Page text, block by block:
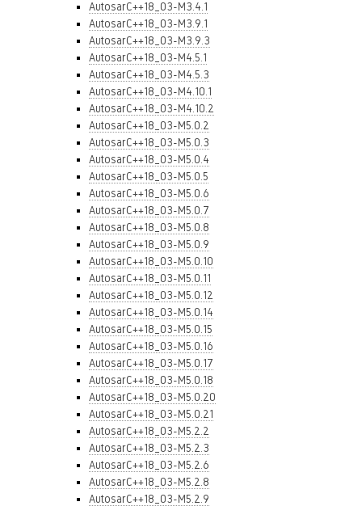
AutosarC++18_03-M3.4.1
AutosarC++18_03-M3.9.1
AutosarC++18_03-M3.9.3
AutosarC++18_03-M4.5.1
AutosarC++18_03-M4.5.3
AutosarC++18_03-M4.10.1
AutosarC++18_03-M4.10.2
AutosarC++18_03-M5.0.2
AutosarC++18_03-M5.0.3
AutosarC++18_03-M5.0.4
AutosarC++18_03-M5.0.5
AutosarC++18_03-M5.0.6
AutosarC++18_03-M5.0.7
AutosarC++18_03-M5.0.8
AutosarC++18_03-M5.0.9
AutosarC++18_03-M5.0.10
AutosarC++18_03-M5.0.11
AutosarC++18_03-M5.0.12
AutosarC++18_03-M5.0.14
AutosarC++18_03-M5.0.15
AutosarC++18_03-M5.0.16
AutosarC++18_03-M5.0.17
AutosarC++18_03-M5.0.18
AutosarC++18_03-M5.0.20
AutosarC++18_03-M5.0.21
AutosarC++18_03-M5.2.2
AutosarC++18_03-M5.2.3
AutosarC++18_03-M5.2.6
AutosarC++18_03-M5.2.8
AutosarC++18_03-M5.2.9